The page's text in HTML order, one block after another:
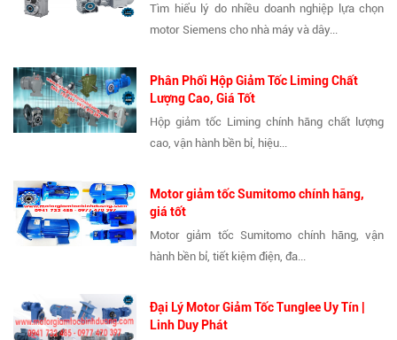
Tìm hiểu lý do nhiều doanh nghiệp lựa chọn
motor Siemens cho nhà máy và dây...
Phân Phối Hộp Giảm Tốc Liming Chất
Lượng Cao, Giá Tốt
Hộp giảm tốc Liming chính hãng chất lượng
cao, vận hành bền bỉ, hiệu...
Motor giảm tốc Sumitomo chính hãng,
giá tốt
Motor giảm tốc Sumitomo chính hãng, vận
hành bền bỉ, tiết kiệm điện, đa...
Đại Lý Motor Giảm Tốc Tunglee Uy Tín |
Linh Duy Phát